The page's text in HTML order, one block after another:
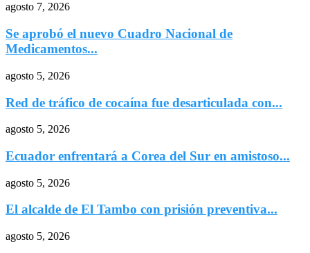
agosto 7, 2026
Se aprobó el nuevo Cuadro Nacional de
Medicamentos...
agosto 5, 2026
Red de tráfico de cocaína fue desarticulada con...
agosto 5, 2026
Ecuador enfrentará a Corea del Sur en amistoso...
agosto 5, 2026
El alcalde de El Tambo con prisión preventiva...
agosto 5, 2026